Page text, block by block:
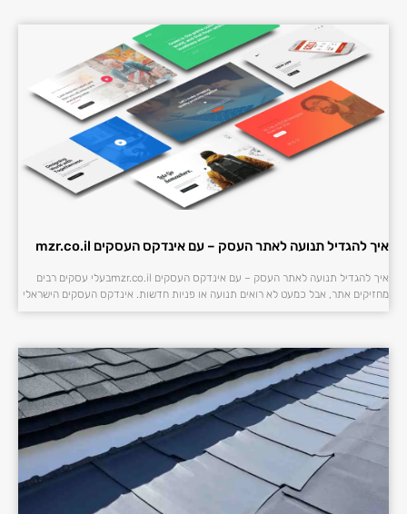
איך להגדיל תנועה לאתר העסק – עם אינדקס העסקים mzr.co.il
איך להגדיל תנועה לאתר העסק – עם אינדקס העסקים mzr.co.ilבעלי עסקים רבים
מחזיקים אתר, אבל כמעט לא רואים תנועה או פניות חדשות. אינדקס העסקים הישראלי